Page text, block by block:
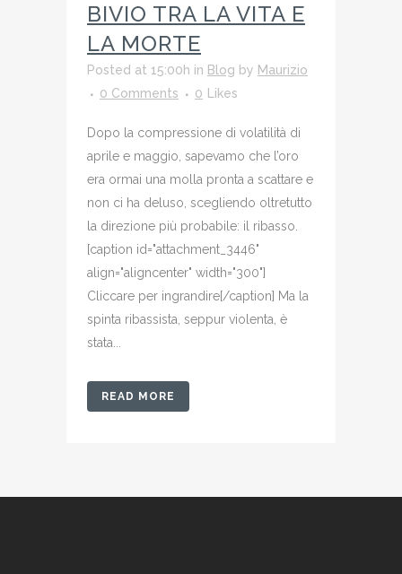
BIVIO TRA LA VITA E
LA MORTE
Posted at 15:00h in Blog by Maurizio
0 Comments
0 Likes
Dopo la compressione di volatilità di
aprile e maggio, sapevamo che l’oro
era ormai una molla pronta a scattare e
non ci ha deluso, scegliendo oltretutto
la direzione più probabile: il ribasso.
[caption id="attachment_3446"
align="aligncenter" width="300"]
Cliccare per ingrandire[/caption] Ma la
spinta ribassista, seppur violenta, è
stata...
READ MORE